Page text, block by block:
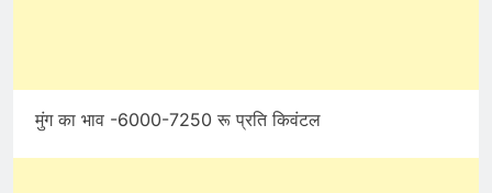
मुंग का भाव -6000-7250 रू प्रति किवंटल